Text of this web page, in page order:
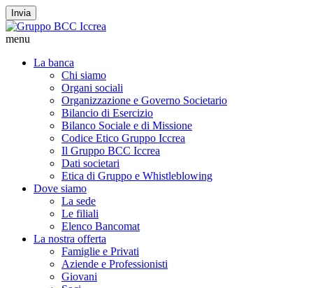
Invia
menu
La banca
Chi siamo
Organi sociali
Organizzazione e Governo Societario
Bilancio di Esercizio
Bilanco Sociale e di Missione
Codice Etico Gruppo Iccrea
Il Gruppo BCC Iccrea
Dati societari
Etica di Gruppo e Whistleblowing
Dove siamo
La sede
Le filiali
Elenco Bancomat
La nostra offerta
Famiglie e Privati
Aziende e Professionisti
Giovani